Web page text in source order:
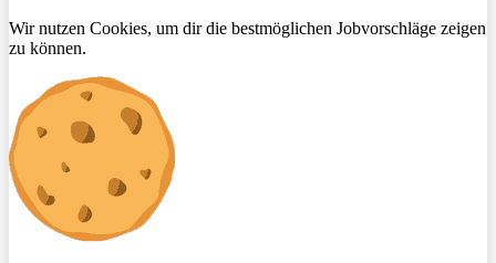
Wir nutzen Cookies, um dir die bestmöglichen Jobvorschläge zeigen
zu können.